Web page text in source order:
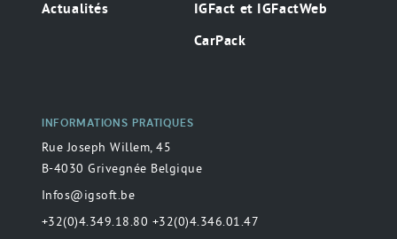
Actualités
IGFact et IGFactWeb
CarPack
INFORMATIONS PRATIQUES
Rue Joseph Willem, 45
B-4030 Grivegnée Belgique
Infos@igsoft.be
+32(0)4.349.18.80 +32(0)4.346.01.47